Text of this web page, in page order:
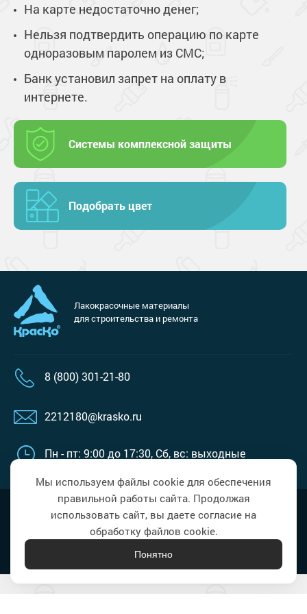
На карте недостаточно денег;
Нельзя подтвердить операцию по карте
одноразовым паролем из СМС;
Банк установил запрет на оплату в
интернете.
Системы комплексной защиты
Подобрать цвет
Лакокрасочные материалы
для строительства и ремонта
8 (800) 301-21-80
2212180@krasko.ru
Пн - пт: 9:00 до 17:30, Сб, вс: выходные
Политика в области обработки
персональных данных
Мы используем файлы cookie для обеспечения
правильной работы сайта. Продолжая
использовать сайт, вы даете согласие на
обработку файлов cookie.
Понятно